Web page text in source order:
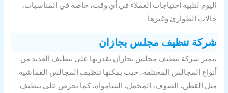
لتلبية احتياجات العملاء في أي وقت، خاصة في المناسبات،
الطوارئ وغيرها.
تنظيف مجلس بجازان
شركة تنظيف مجلس بجازان بقدرتها على تنظيف العديد من
المجالس المختلفة، حيث يمكنها تنظيف المجالس القماشية
القطن، الصوف، المخمل، الشامواه، كما تحرص على تنظيف